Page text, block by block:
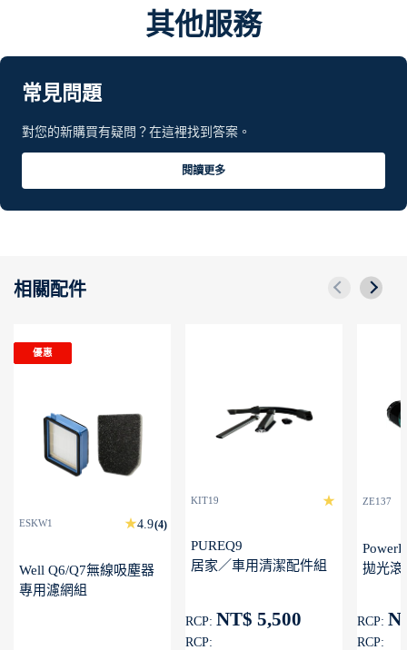
其他服務
常見問題
對您的新購買有疑問？在這裡找到答案。
閱讀更多
相關配件
優惠
ESKW1 (4)
Well Q6/Q7無線吸塵器
專用濾網組
KIT19
PUREQ9
居家／車用清潔配件組
RCP: NT$ 5,500
RCP:
ZE137
拋光滾
RCP:
RCP: